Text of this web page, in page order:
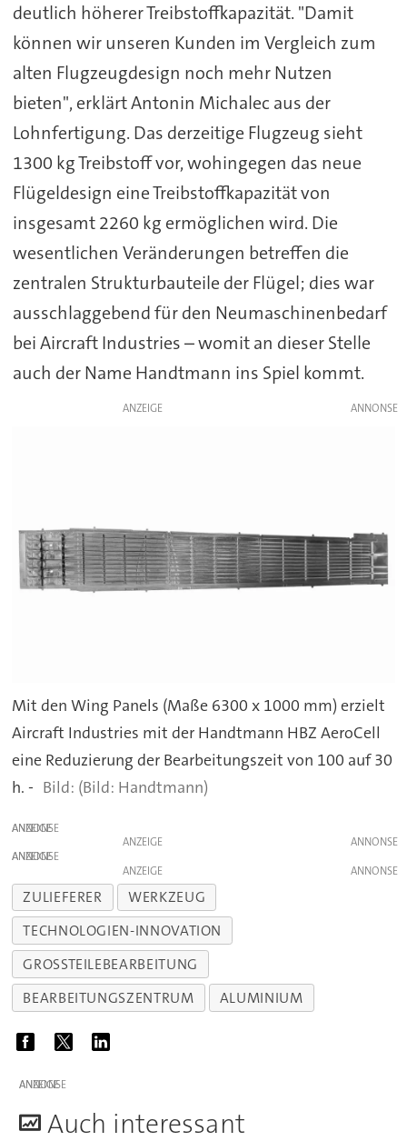
deutlich höherer Treibstoffkapazität. "Damit
können wir unseren Kunden im Vergleich zum
alten Flugzeugdesign noch mehr Nutzen
bieten", erklärt Antonin Michalec aus der
Lohnfertigung. Das derzeitige Flugzeug sieht
1300 kg Treibstoff vor, wohingegen das neue
Flügeldesign eine Treibstoffkapazität von
insgesamt 2260 kg ermöglichen wird. Die
wesentlichen Veränderungen betreffen die
zentralen Strukturbauteile der Flügel; dies war
ausschlaggebend für den Neumaschinenbedarf
bei Aircraft Industries – womit an dieser Stelle
auch der Name Handtmann ins Spiel kommt.
ANZEIGE
Mit den Wing Panels (Maße 6300 x 1000 mm) erzielt
Aircraft Industries mit der Handtmann HBZ AeroCell
eine Reduzierung der Bearbeitungszeit von 100 auf 30
h. -
(Bild: Handtmann)
ANZEIGE
ANZEIGE
ANZEIGE
ANZEIGE
ZULIEFERER
WERKZEUG
TECHNOLOGIEN-INNOVATION
GROSSTEILEBEARBEITUNG
BEARBEITUNGSZENTRUM
ALUMINIUM
ANZEIGE
Auch interessant